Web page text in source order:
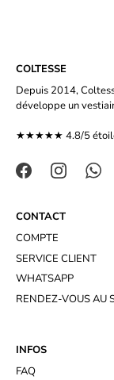
COLTESSE
Depuis 2014,
développe un
★★★★★ 4.8/5
CONTACT
COMPTE
SERVICE CLIENT
WHATSAPP
RENDEZ-VOUS AU
INFOS
FAQ